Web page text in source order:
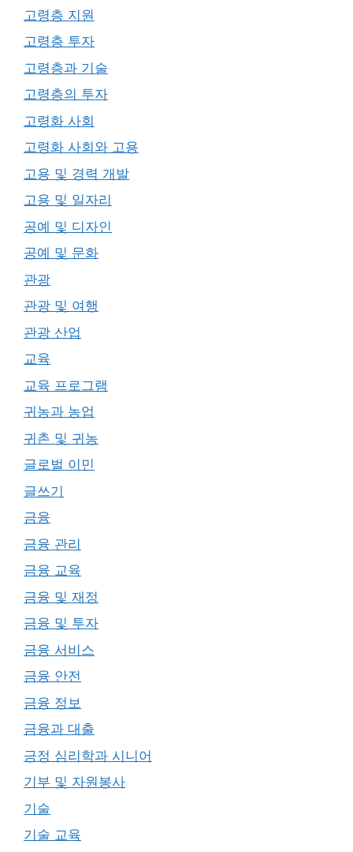
고령층 지원
고령층 투자
고령층과 기술
고령층의 투자
고령화 사회
고령화 사회와 고용
고용 및 경력 개발
고용 및 일자리
공예 및 디자인
공예 및 문화
관광
관광 및 여행
관광 산업
교육
교육 프로그램
귀농과 농업
귀촌 및 귀농
글로벌 이민
글쓰기
금융
금융 관리
금융 교육
금융 및 재정
금융 및 투자
금융 서비스
금융 안전
금융 정보
금융과 대출
긍정 심리학과 시니어
기부 및 자원봉사
기술
기술 교육